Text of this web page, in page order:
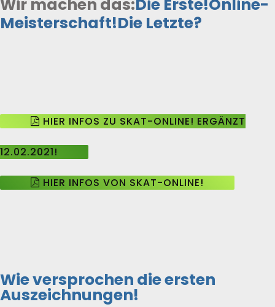
Wir machen das:Die Erste!Online-
Meisterschaft!Die Letzte?
HIER INFOS ZU SKAT-ONLINE! ERGÄNZT
12.02.2021!
HIER INFOS VON SKAT-ONLINE!
Wie versprochen die ersten
Auszeichnungen!